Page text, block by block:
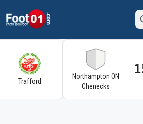
Trafford
Northampton ON
Chenecks